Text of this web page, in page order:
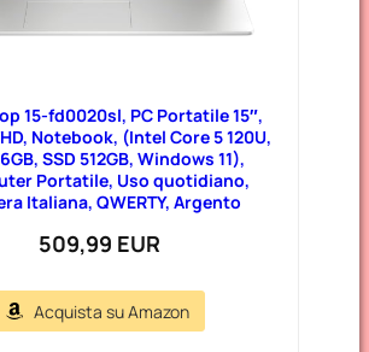
15-fd0020sl, PC Portatile 15″,
Notebook, (Intel Core 5 120U,
SSD 512GB, Windows 11),
Portatile, Uso quotidiano,
Italiana, QWERTY, Argento
509,99 EUR
Acquista su Amazon